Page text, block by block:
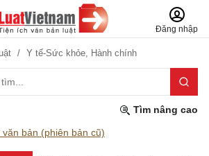
Đăng nhập
Y tế-Sức khỏe, Hành chính
Tìm nâng cao
bản (phiên bản cũ)